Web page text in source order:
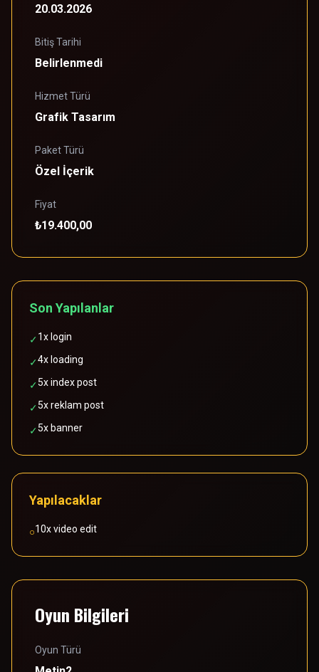
20.03.2026
Bitiş Tarihi
Belirlenmedi
Hizmet Türü
Grafik Tasarım
Paket Türü
Özel İçerik
Fiyat
₺19.400,00
Son Yapılanlar
✓1x login
✓4x loading
✓5x index post
✓5x reklam post
✓5x banner
Yapılacaklar
○10x video edit
Oyun Bilgileri
Oyun Türü